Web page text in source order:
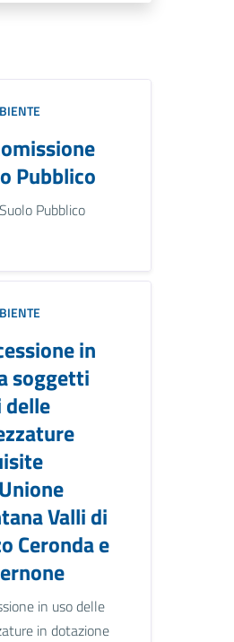
Pubblico
Pubblico
in
soggetti
Valli di
Ceronda e
in uso delle
in dotazione